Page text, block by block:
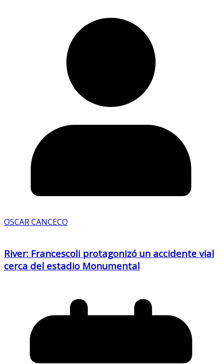
OSCAR CANCECO
River: Francescoli protagonizó un accidente vial
cerca del estadio Monumental